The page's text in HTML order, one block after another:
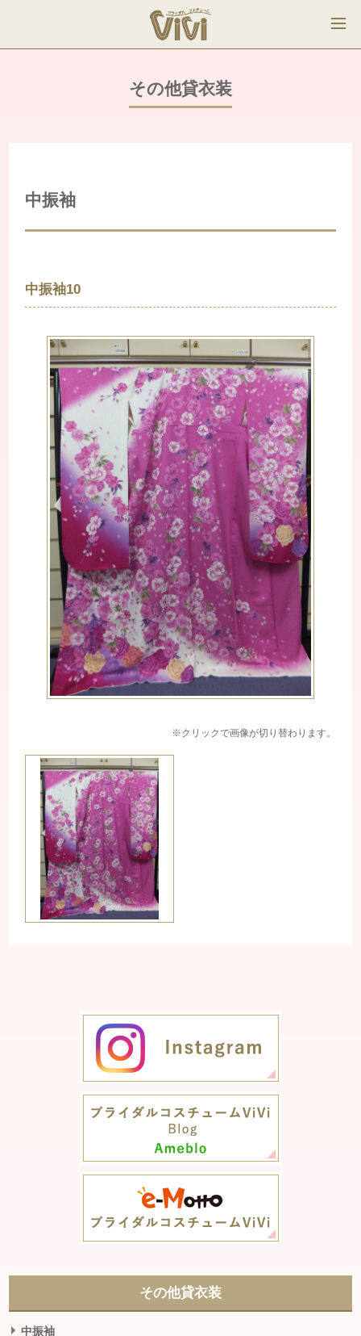
その他貸衣装
中振袖
中振袖10
※クリックで画像が切り替わります。
その他貸衣装
中振袖